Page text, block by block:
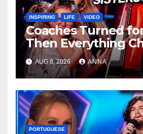
INSPIRING LIFE VIDEO
Coaches Turned
Then Everything
AUG 8, 2026 ANNA
PORTUGUESE